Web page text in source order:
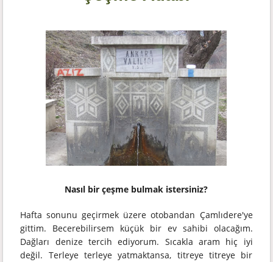
Nasıl bir çeşme bulmak istersiniz?
Hafta sonunu geçirmek üzere otobandan Çamlıdere'ye
gittim. Becerebilirsem küçük bir ev sahibi olacağım.
Dağları denize tercih ediyorum. Sıcakla aram hiç iyi
değil. Terleye terleye yatmaktansa, titreye titreye bir